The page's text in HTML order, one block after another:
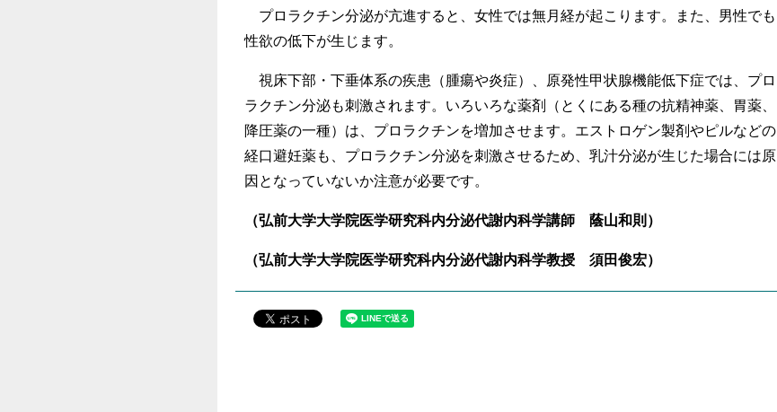
プロラクチン分泌が亢進すると、女性では無月経が起こります。また、男性でも
性欲の低下が生じます。
視床下部・下垂体系の疾患（腫瘍や炎症）、原発性甲状腺機能低下症では、プロ
ラクチン分泌も刺激されます。いろいろな薬剤（とくにある種の抗精神薬、胃薬、
降圧薬の一種）は、プロラクチンを増加させます。エストロゲン製剤やピルなどの
経口避妊薬も、プロラクチン分泌を刺激させるため、乳汁分泌が生じた場合には原
因となっていないか注意が必要です。
（弘前大学大学院医学研究科内分泌代謝内科学講師 蔭山和則）
（弘前大学大学院医学研究科内分泌代謝内科学教授 須田俊宏）